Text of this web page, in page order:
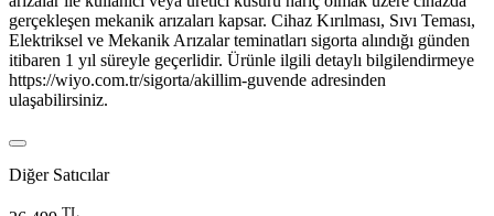
gerçekleşen mekanik arızaları kapsar. Cihaz Kırılması, Sıvı Teması,
Elektriksel ve Mekanik Arızalar teminatları sigorta alındığı günden
itibaren 1 yıl süreyle geçerlidir. Ürünle ilgili detaylı bilgilendirmeye
https://wiyo.com.tr/sigorta/akillim-guvende adresinden
ulaşabilirsiniz.
Diğer Satıcılar
TL